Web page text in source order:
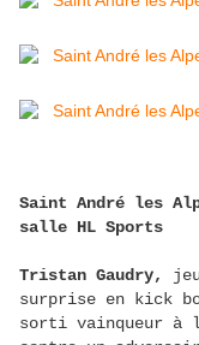
Saint André les
salle HL Sports
Tristan Gaudry,
surprise en kick
sorti vainqueur à